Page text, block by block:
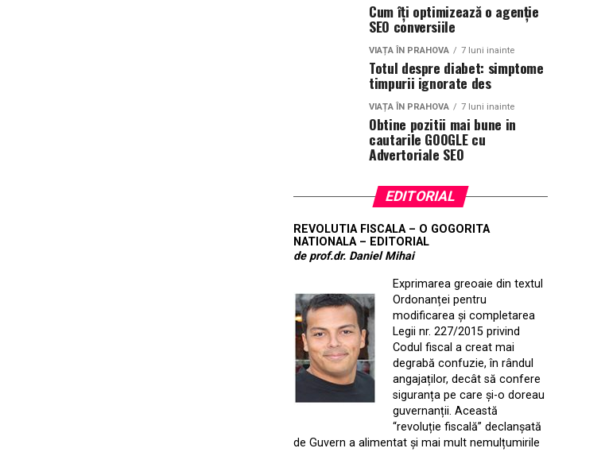
Cum îți optimizează o agenție
SEO conversiile
VIAȚA ÎN PRAHOVA 7 luni inainte
Totul despre diabet: simptome
timpurii ignorate des
VIAȚA ÎN PRAHOVA 7 luni inainte
Obtine pozitii mai bune in
cautarile GOOGLE cu
Advertoriale SEO
EDITORIAL
REVOLUTIA FISCALA – O GOGORITA
NATIONALA – EDITORIAL
de prof.dr. Daniel Mihai
Exprimarea greoaie din textul
Ordonanței pentru
modificarea și completarea
Legii nr. 227/2015 privind
Codul fiscal a creat mai
degrabă confuzie, în rândul
angajaților, decât să confere
siguranța pe care și-o doreau
guvernanții. Această
“revoluție fiscală” declanșată
de Guvern a alimentat și mai mult nemulțumirile